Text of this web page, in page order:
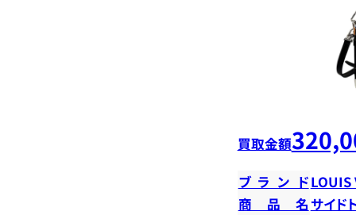
買取金額
ブランドLOUIS
商品名 サイド